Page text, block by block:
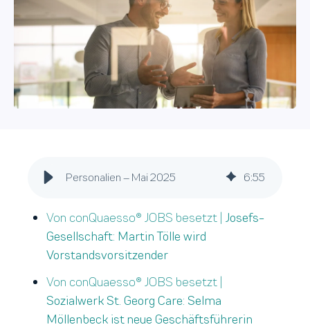
Personalien – Mai 2025 6:55
Von conQuaesso® JOBS besetzt | Josefs-
Gesellschaft: Martin Tölle wird
Vorstandsvorsitzender
Von conQuaesso® JOBS besetzt |
Sozialwerk St. Georg Care: Selma
Möllenbeck ist neue Geschäftsführerin